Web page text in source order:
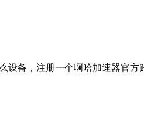
设备，注册一个啊哈加速器官